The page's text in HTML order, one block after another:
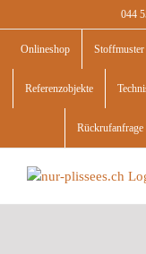
to
content
044
Onlineshop Stoffmuster
Referenzobjekte
Rückrufanfrage